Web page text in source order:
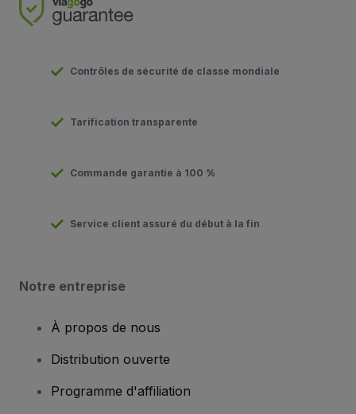
Contrôles de sécurité de classe mondiale
Tarification transparente
Commande garantie à 100 %
Service client assuré du début à la fin
Notre entreprise
À propos de nous
Distribution ouverte
Programme d'affiliation